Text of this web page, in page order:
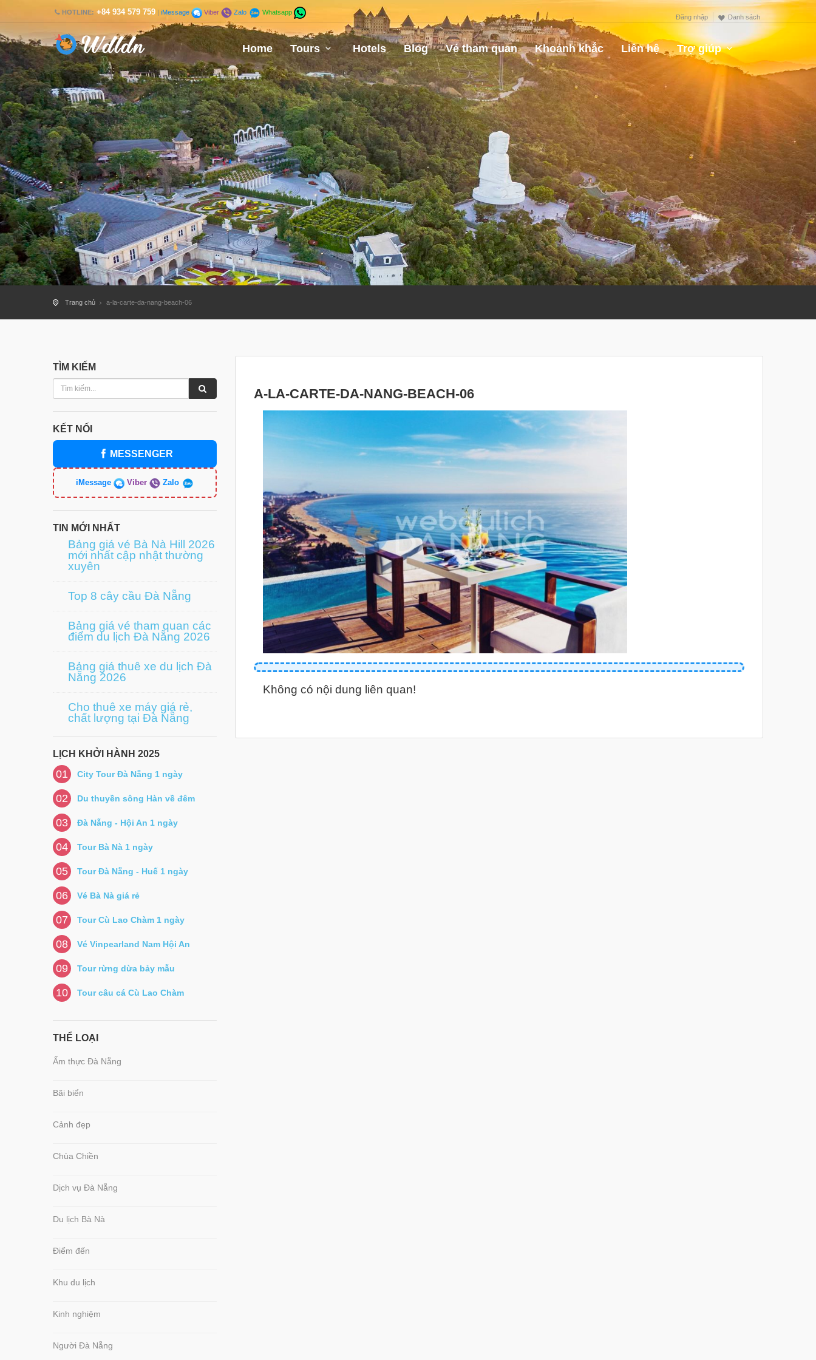
HOTLINE: +84 934 579 759 |iMessage Viber Zalo Whatsapp
Đăng nhập Danh sách
Home Tours Hotels Blog Vé tham quan Khoảnh khắc Liên hệ Trợ giúp
Trang chủ a-la-carte-da-nang-beach-06
TÌM KIẾM
KẾT NỐI
MESSENGER
iMessage Viber Zalo
TIN MỚI NHẤT
Bảng giá vé Bà Nà Hill 2026
mới nhất cập nhật thường
xuyên
Top 8 cây cầu Đà Nẵng
Bảng giá vé tham quan các
điểm du lịch Đà Nẵng 2026
Bảng giá thuê xe du lịch Đà
Nẵng 2026
Cho thuê xe máy giá rẻ,
chất lượng tại Đà Nẵng
LỊCH KHỞI HÀNH 2025
01 City Tour Đà Nẵng 1 ngày
02 Du thuyền sông Hàn về đêm
03 Đà Nẵng - Hội An 1 ngày
04 Tour Bà Nà 1 ngày
05 Tour Đà Nẵng - Huế 1 ngày
06 Vé Bà Nà giá rẻ
07 Tour Cù Lao Chàm 1 ngày
08 Vé Vinpearland Nam Hội An
09 Tour rừng dừa bảy mẫu
10 Tour câu cá Cù Lao Chàm
THỂ LOẠI
Ẩm thực Đà Nẵng
Bãi biển
Cảnh đẹp
Chùa Chiền
Dịch vụ Đà Nẵng
Du lịch Bà Nà
Điểm đến
Khu du lịch
Kinh nghiệm
Người Đà Nẵng
A-LA-CARTE-DA-NANG-BEACH-06
Không có nội dung liên quan!